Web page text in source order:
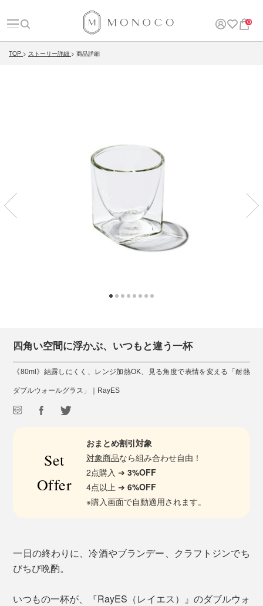
0
TOP ストーリー詳細 商品詳細
四角い空間に浮かぶ、いつもと違う一杯
《80ml》結露しにくく、レンジ加熱OK、見る角度で表情を変える「耐熱
ダブルウォールグラス」｜RayES
Set
Offer
おまとめ割引対象
対象商品なら組み合わせ自由！
2点購入 ➔3%OFF
4点以上 ➔6%OFF
※購入画面で自動適用されます。
一日の終わりに、冷酒やブランデー、クラフトジンでち
びちび晩酌。
いつもの一杯が、『RayES（レイエス）』のダブルウォ